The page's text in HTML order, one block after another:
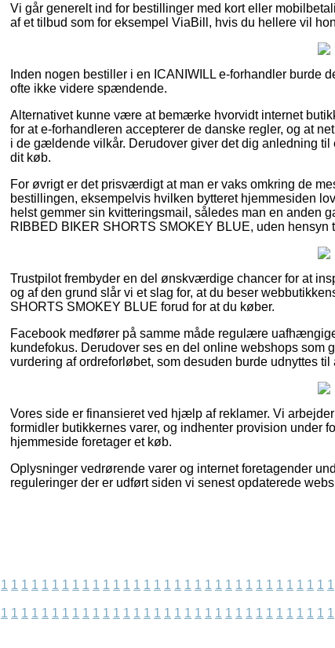
Vi går generelt ind for bestillinger med kort eller
af et tilbud som for eksempel ViaBill, hvis du hellere vil
Inden nogen bestiller i en ICANIWILL e-forhandler burde
ofte ikke videre spændende.
Alternativet kunne være at bemærke hvorvidt internet
for at e-forhandleren accepterer de danske regler, og at
i de gældende vilkår. Derudover giver det dig anledning
dit køb.
For øvrigt er det prisværdigt at man er vaks omkring de
bestillingen, eksempelvis hvilken bytteret hjemmesiden
helst gemmer sin kvitteringsmail, således man en anden
RIBBED BIKER SHORTS SMOKEY BLUE, uden
Trustpilot frembyder en del ønskværdige chancer for at
og af den grund slår vi et slag for, at du beser
SHORTS SMOKEY BLUE forud for at du køber.
Facebook medfører på samme måde regulære
kundefokus. Derudover ses en del online webshops som
vurdering af ordreforløbet, som desuden burde udnyttes
Vores side er finansieret ved hjælp af reklamer. Vi
formidler butikkernes varer, og indhenter provision under
hjemmeside foretager et køb.
Oplysninger vedrørende varer og internet foretagender
reguleringer der er udført siden vi senest opdaterede
1 1 1 1 1 1 1 1 1 1 1 1 1 1 1 1 1 1 1 1 1 1 1 1 1 1 1 1 1 1 1 1 1
1 1 1 1 1 1 1 1 1 1 1 1 1 1 1 1 1 1 1 1 1 1 1 1 1 1 1 1 1 1 1 1 1